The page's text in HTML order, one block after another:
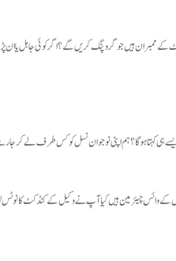
کے ممبران ہیں جو گروپنگ کریں گے؟ اگر کوئی جاہل یا
ہی کہتا ہوگا؟ ہم اپنی نوجوان نسل کو کس طرف لے کر
وائس چیئرمین ہیں کیا آپ نے وکیل کے کنڈکٹ کا نوٹس